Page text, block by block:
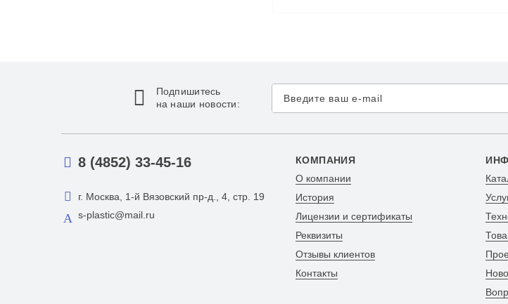
Подпишитесь
на наши новости:
8 (4852) 33-45-16
г. Москва, 1-й Вязовский пр-д., 4, стр. 19
s-plastic@mail.ru
КОМПАНИЯ
О компании
История
Лицензии и сертификаты
Реквизиты
Отзывы клиентов
Контакты